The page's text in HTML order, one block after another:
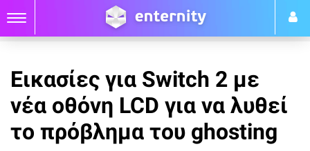
Εικασίες για Switch 2 με
νέα οθόνη LCD για να λυθεί
το πρόβλημα του ghosting